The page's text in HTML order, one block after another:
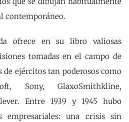
contemporáneo.
ofrece en su libro valiosas
tomadas en el campo de
ejércitos tan poderosos como
Sony, GlaxoSmithkline,
Entre 1939 y 1945 hubo
empresariales: una crisis sin